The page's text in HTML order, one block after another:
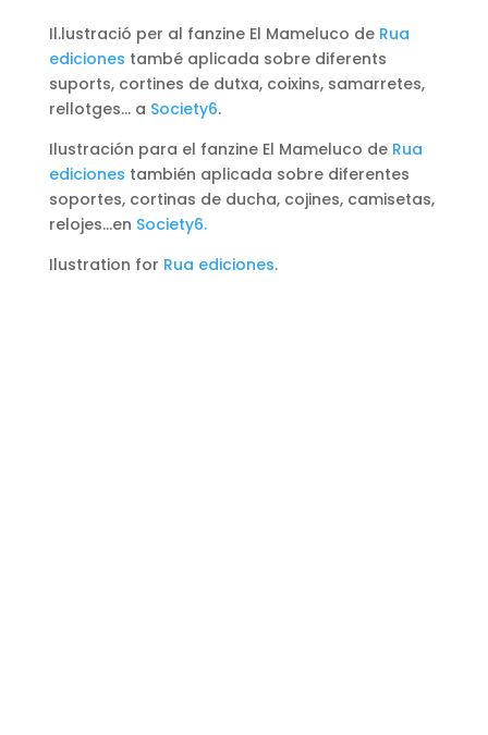
Il.lustració per al fanzine El Mameluco de Rua
ediciones també aplicada sobre diferents
suports, cortines de dutxa, coixins, samarretes,
rellotges… a Society6.
Ilustración para el fanzine El Mameluco de Rua
ediciones también aplicada sobre diferentes
soportes, cortinas de ducha, cojines, camisetas,
relojes…en Society6.
Ilustration for Rua ediciones.